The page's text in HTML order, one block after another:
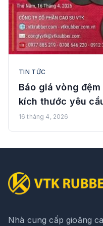
TIN TỨC
Báo giá vòng
kích thước yêu
16 tháng 4, 2026
Nhà cung cấp gioăng